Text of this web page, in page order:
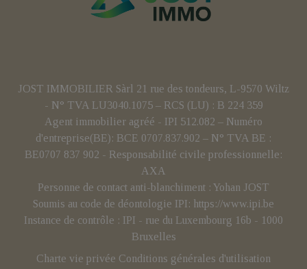
JOST IMMOBILIER Sàrl 21 rue des tondeurs, L-9570 Wiltz
- N° TVA LU3040.1075 – RCS (LU) : B 224 359
Agent immobilier agréé - IPI 512.082 – Numéro
d'entreprise(BE): BCE 0707.837.902 – N° TVA BE :
BE0707 837 902 - Responsabilité civile professionnelle:
AXA
Personne de contact anti-blanchiment : Yohan JOST
Soumis au code de déontologie IPI: https://www.ipi.be
Instance de contrôle : IPI - rue du Luxembourg 16b - 1000
Bruxelles
Charte vie privée Conditions générales d'utilisation